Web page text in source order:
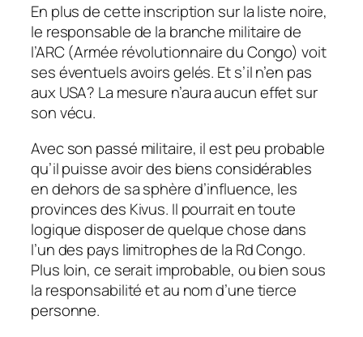
En plus de cette inscription sur la liste noire,
le responsable de la branche militaire de
l’ARC (Armée révolutionnaire du Congo) voit
ses éventuels avoirs gelés. Et s’il n’en pas
aux USA? La mesure n’aura aucun effet sur
son vécu.
Avec son passé militaire, il est peu probable
qu’il puisse avoir des biens considérables
en dehors de sa sphère d’influence, les
provinces des Kivus. Il pourrait en toute
logique disposer de quelque chose dans
l’un des pays limitrophes de la Rd Congo.
Plus loin, ce serait improbable, ou bien sous
la responsabilité et au nom d’une tierce
personne.